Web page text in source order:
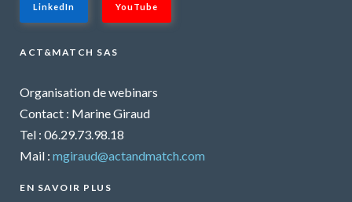
LinkedIn YouTube
ACT&MATCH SAS
Organisation de webinars
Contact : Marine Giraud
Tel : 06.29.73.98.18
Mail : mgiraud@actandmatch.com
EN SAVOIR PLUS